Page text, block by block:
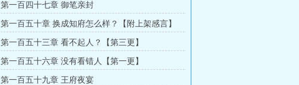
第一百四十七章 御笔亲封
第一百五十章 换成知府怎么样？【附上架感言】
第一百五十三章 看不起人？【第三更】
第一百五十六章 没有看错人【第一更】
第一百五十九章 王府夜宴